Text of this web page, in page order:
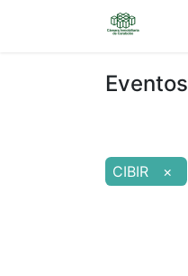
Eventos
CIBIR ×